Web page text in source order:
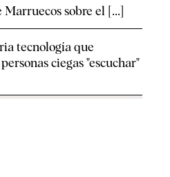
Marruecos sobre el [...]
tecnología que
ciegas "escuchar"